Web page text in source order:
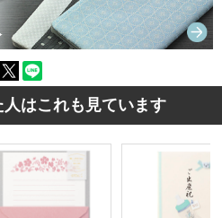
人はこれも見ています